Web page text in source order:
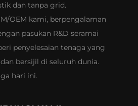
dan tanpa grid.
OEM kami, berpengalaman
pasukan R&D seramai
penyelesaian tenaga yang
bersijil di seluruh dunia.
hari ini.